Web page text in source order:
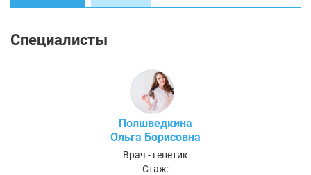
Специалисты
Полшведкина
Ольга Борисовна
Врач - генетик
Стаж: